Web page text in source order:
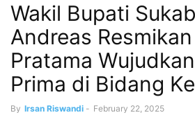
Wakil Bupati
Andreas
Pratama
Prima di Bidang
By Irsan Riswandi - February 22, 2025